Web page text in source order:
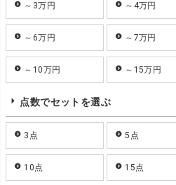
～3万円 ～4万円
～6万円 ～7万円
～10万円 ～15万円
点数でセットを選ぶ
3点 5点
10点 15点